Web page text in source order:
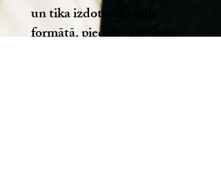
un tika izdots arī vinila
formātā, piedzīvojot plašu